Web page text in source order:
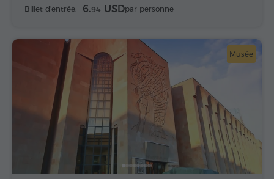
Billet d'entrée: 6.94 USDpar personne
Musée